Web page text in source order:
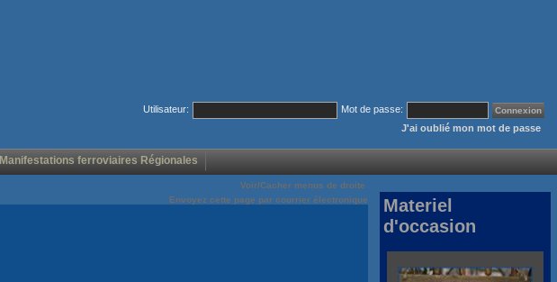
Utilisateur:
Mot de passe:
J'ai oublié mon mot de passe
Manifestations ferroviaires Régionales
Voir/Cacher menus de droite
Envoyez cette page par courrier électronique
Materiel
d'occasion